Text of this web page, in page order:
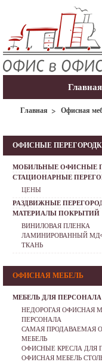
Главная
Главная Офисная
ОФИСНЫЕ
МОБИЛЬНЫЕ ОФИСНЫЕ
СТАЦИОНАРНЫЕ
ЦЕНЫ
РАЗДВИЖНЫЕ
МАТЕРИАЛЫ ПОКРЫТИЙ
ВИНИЛОВАЯ ПЛЕНКА
ЛАМИНИРОВАННЫЙ
ТКАНЬ
ОФИСНАЯ МЕБЕЛЬ
МЕБЕЛЬ ДЛЯ ПЕРСОНАЛА
НЕДОРОГАЯ ОФИСНАЯ
ПЕРСОНАЛА
САМАЯ ПРОДАВАЕМАЯ
МЕБЕЛЬ
ОФИСНЫЕ КРЕСЛА ДЛЯ
ОФИСНАЯ МЕБЕЛЬ